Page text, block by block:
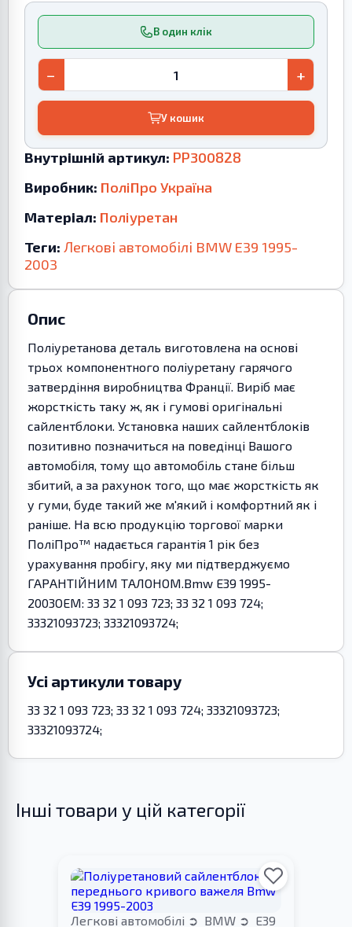
В один клік
− +
У кошик
Внутрішній артикул: PP300828
Виробник: ПоліПро Україна
Матеріал: Поліуретан
Теги: Легкові автомобілі BMW E39 1995-
2003
Опис
Поліуретанова деталь виготовлена на основі
трьох компонентного поліуретану гарячого
затвердіння виробництва Франції. Виріб має
жорсткість таку ж, як і гумові оригінальні
сайлентблоки. Установка наших сайлентблоків
позитивно позначиться на поведінці Вашого
автомобіля, тому що автомобіль стане більш
збитий, а за рахунок того, що має жорсткість як
у гуми, буде такий же м'який і комфортний як і
раніше. На всю продукцію торгової марки
ПоліПро™ надається гарантія 1 рік без
урахування пробігу, яку ми підтверджуємо
ГАРАНТІЙНИМ ТАЛОНОМ.Bmw E39 1995-
2003OEM: 33 32 1 093 723; 33 32 1 093 724;
33321093723; 33321093724;
Усі артикули товару
33 32 1 093 723; 33 32 1 093 724; 33321093723;
33321093724;
Інші товари у цій категорії
Легкові автомобілі BMW
E39